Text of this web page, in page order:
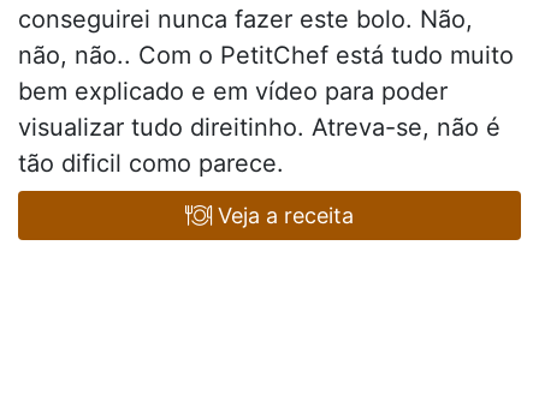
conseguirei nunca fazer este bolo. Não,
não, não.. Com o PetitChef está tudo muito
bem explicado e em vídeo para poder
visualizar tudo direitinho. Atreva-se, não é
tão dificil como parece.
Veja a receita